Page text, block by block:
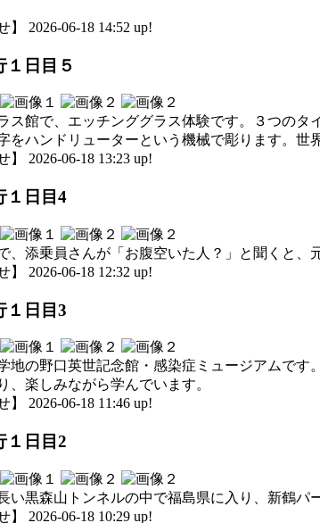
】 2026-06-18 14:52 up!
１日目５
ス館で、エッチンググラス体験です。３つの
をハンドリューターという機械で彫ります。世
】 2026-06-18 13:23 up!
１日目4
、添乗員さんが「お腹空いた人？」と聞くと、
】 2026-06-18 12:32 up!
１日目3
地の野口英世記念館・感染症ミュージアムで
、楽しみながら学んでいます。
】 2026-06-18 11:46 up!
１日目2
い黒森山トンネルの中で福島県に入り、新鶴パ
】 2026-06-18 10:29 up!